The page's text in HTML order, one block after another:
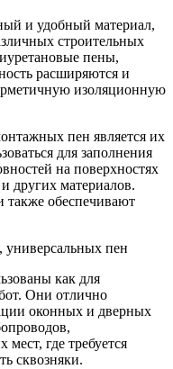
и удобный материал,
строительных
пены,
расширяются и
изоляционную
пен является их
для заполнения
на поверхностях
других материалов.
также обеспечивают
как для
Они отлично
оконных и дверных
где требуется
сквозняки.